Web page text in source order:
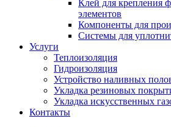
Клей для крепления
элементов
Компоненты для
Системы для
Услуги
Теплоизоляция
Гидроизоляция
Устройство наливных
Укладка резиновых
Укладка искусственных
Контакты